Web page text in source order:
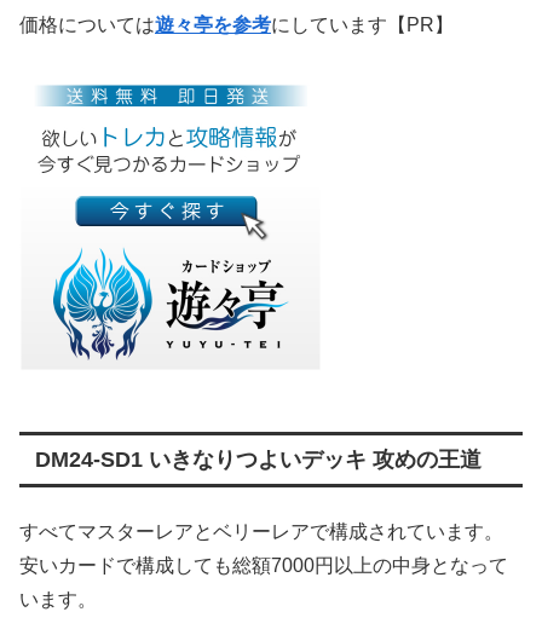
価格については遊々亭を参考にしています【PR】
DM24-SD1 いきなりつよいデッキ 攻めの王道
すべてマスターレアとベリーレアで構成されています。
安いカードで構成しても総額7000円以上の中身となって
います。